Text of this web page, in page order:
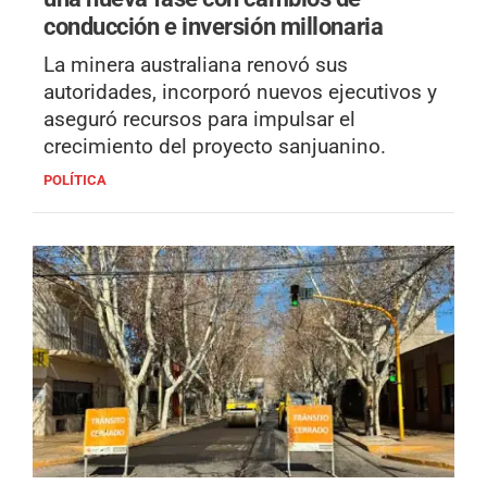
conducción e inversión millonaria
La minera australiana renovó sus
autoridades, incorporó nuevos ejecutivos y
aseguró recursos para impulsar el
crecimiento del proyecto sanjuanino.
POLÍTICA